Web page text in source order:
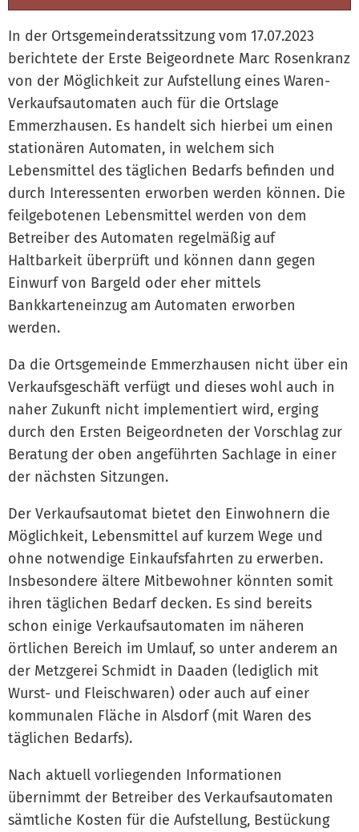
In der Ortsgemeinderatssitzung vom 17.07.2023
berichtete der Erste Beigeordnete Marc Rosenkranz
von der Möglichkeit zur Aufstellung eines Waren-
Verkaufsautomaten auch für die Ortslage
Emmerzhausen. Es handelt sich hierbei um einen
stationären Automaten, in welchem sich
Lebensmittel des täglichen Bedarfs befinden und
durch Interessenten erworben werden können. Die
feilgebotenen Lebensmittel werden von dem
Betreiber des Automaten regelmäßig auf
Haltbarkeit überprüft und können dann gegen
Einwurf von Bargeld oder eher mittels
Bankkarteneinzug am Automaten erworben
werden.
Da die Ortsgemeinde Emmerzhausen nicht über ein
Verkaufsgeschäft verfügt und dieses wohl auch in
naher Zukunft nicht implementiert wird, erging
durch den Ersten Beigeordneten der Vorschlag zur
Beratung der oben angeführten Sachlage in einer
der nächsten Sitzungen.
Der Verkaufsautomat bietet den Einwohnern die
Möglichkeit, Lebensmittel auf kurzem Wege und
ohne notwendige Einkaufsfahrten zu erwerben.
Insbesondere ältere Mitbewohner könnten somit
ihren täglichen Bedarf decken. Es sind bereits
schon einige Verkaufsautomaten im näheren
örtlichen Bereich im Umlauf, so unter anderem an
der Metzgerei Schmidt in Daaden (lediglich mit
Wurst- und Fleischwaren) oder auch auf einer
kommunalen Fläche in Alsdorf (mit Waren des
täglichen Bedarfs).
Nach aktuell vorliegenden Informationen
übernimmt der Betreiber des Verkaufsautomaten
sämtliche Kosten für die Aufstellung, Bestückung